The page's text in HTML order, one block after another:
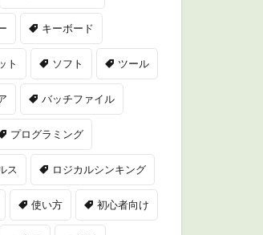
キーボード
ト ソフト ツール
バッチファイル
プログラミング
ス ロジカルシンキング
使い方 初心者向け